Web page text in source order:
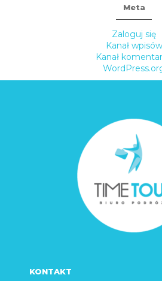
Meta
Zaloguj się
Kanał wpisów
Kanał
KONTAKT